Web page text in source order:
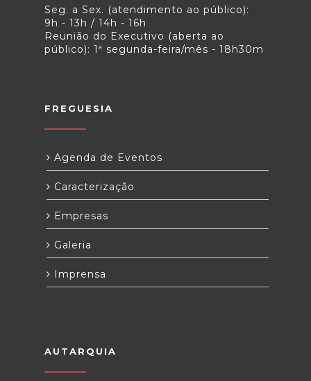
Seg. a Sex. (atendimento ao público):
9h - 13h / 14h - 16h
Reunião do Executivo (aberta ao
público): 1ª segunda-feira/mês - 18h30m
FREGUESIA
Agenda de Eventos
Caracterização
Empresas
Galeria
Imprensa
AUTARQUIA